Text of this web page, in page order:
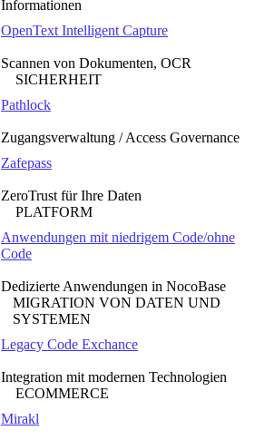
Informationen
OpenText Intelligent Capture
Scannen von Dokumenten, OCR
SICHERHEIT
Pathlock
Zugangsverwaltung / Access Governance
Zafepass
ZeroTrust für Ihre Daten
PLATFORM
Anwendungen mit niedrigem Code/ohne
Code
Dedizierte Anwendungen in NocoBase
MIGRATION VON DATEN UND
SYSTEMEN
Legacy Code Exchance
Integration mit modernen Technologien
ECOMMERCE
Mirakl